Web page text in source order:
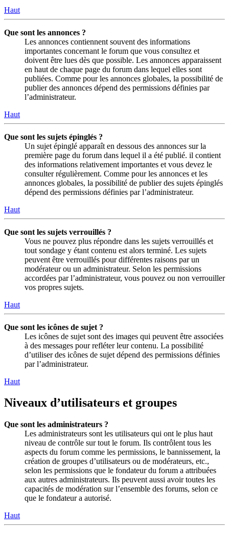
Haut
Que sont les annonces ?
Les annonces contiennent souvent des informations
importantes concernant le forum que vous consultez et
doivent être lues dès que possible. Les annonces apparaissent
en haut de chaque page du forum dans lequel elles sont
publiées. Comme pour les annonces globales, la possibilité de
publier des annonces dépend des permissions définies par
l’administrateur.
Haut
Que sont les sujets épinglés ?
Un sujet épinglé apparaît en dessous des annonces sur la
première page du forum dans lequel il a été publié. il contient
des informations relativement importantes et vous devez le
consulter régulièrement. Comme pour les annonces et les
annonces globales, la possibilité de publier des sujets épinglés
dépend des permissions définies par l’administrateur.
Haut
Que sont les sujets verrouillés ?
Vous ne pouvez plus répondre dans les sujets verrouillés et
tout sondage y étant contenu est alors terminé. Les sujets
peuvent être verrouillés pour différentes raisons par un
modérateur ou un administrateur. Selon les permissions
accordées par l’administrateur, vous pouvez ou non verrouiller
vos propres sujets.
Haut
Que sont les icônes de sujet ?
Les icônes de sujet sont des images qui peuvent être associées
à des messages pour refléter leur contenu. La possibilité
d’utiliser des icônes de sujet dépend des permissions définies
par l’administrateur.
Haut
Niveaux d’utilisateurs et groupes
Que sont les administrateurs ?
Les administrateurs sont les utilisateurs qui ont le plus haut
niveau de contrôle sur tout le forum. Ils contrôlent tous les
aspects du forum comme les permissions, le bannissement, la
création de groupes d’utilisateurs ou de modérateurs, etc.,
selon les permissions que le fondateur du forum a attribuées
aux autres administrateurs. Ils peuvent aussi avoir toutes les
capacités de modération sur l’ensemble des forums, selon ce
que le fondateur a autorisé.
Haut